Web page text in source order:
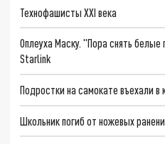
Технофашисты XXI века
Оплеуха Маску. "Пора снять белые
Starlink
Подростки на самокате въехали в
Школьник погиб от ножевых